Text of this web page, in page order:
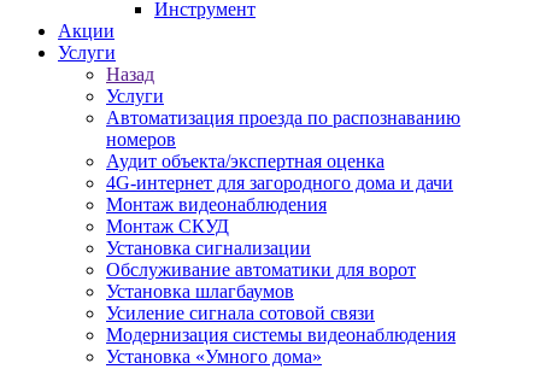
Инструмент
Акции
Услуги
Назад
Услуги
Автоматизация проезда по распознаванию
номеров
Аудит объекта/экспертная оценка
4G-интернет для загородного дома и дачи
Монтаж видеонаблюдения
Монтаж СКУД
Установка сигнализации
Обслуживание автоматики для ворот
Установка шлагбаумов
Усиление сигнала сотовой связи
Модернизация системы видеонаблюдения
Установка «Умного дома»